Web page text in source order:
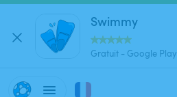
Swimmy
Gratuit - Google Play